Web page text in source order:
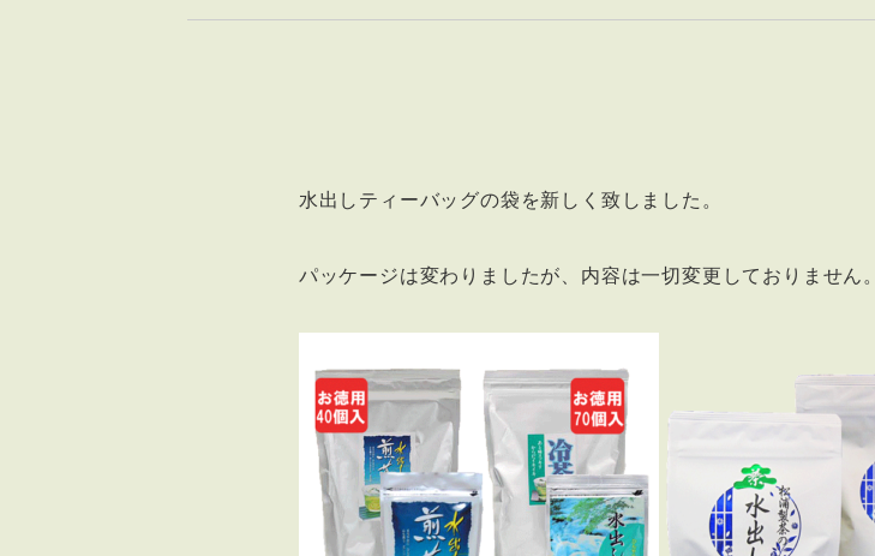
水出しティーバッグの袋を新しく致しました。
パッケージは変わりましたが、内容は一切変更しておりません。